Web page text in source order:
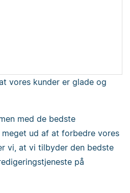
vores kunder er glade og
med de bedste
ud af at forbedre vores
vi, at vi tilbyder den bedste
på